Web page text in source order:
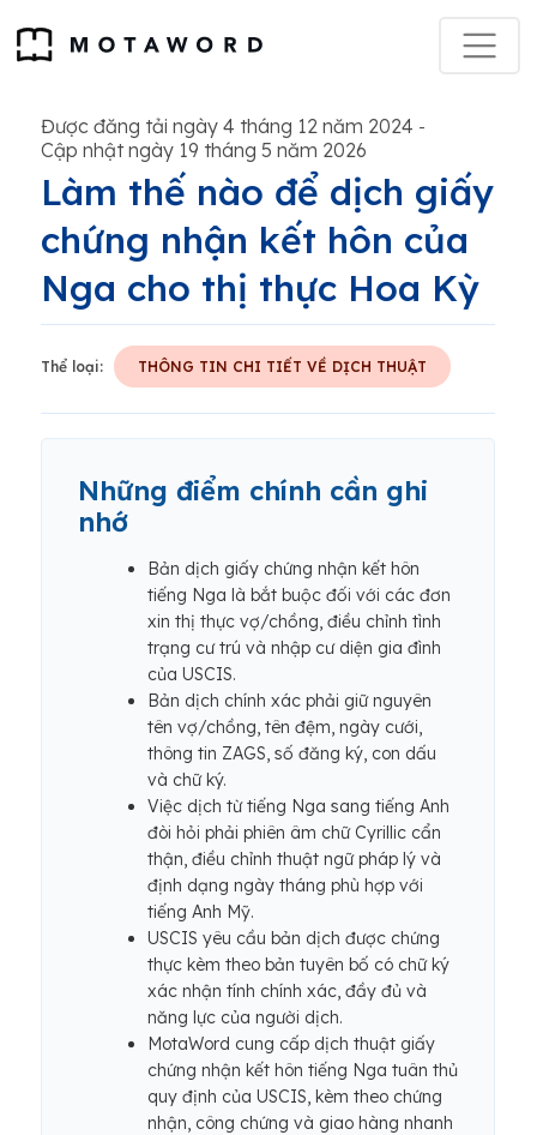
Được đăng tải ngày 4 tháng 12 năm 2024 -
Cập nhật ngày 19 tháng 5 năm 2026
Làm thế nào để dịch giấy
chứng nhận kết hôn của
Nga cho thị thực Hoa Kỳ
Thể loại: THÔNG TIN CHI TIẾT VỀ DỊCH THUẬT
Những điểm chính cần ghi
nhớ
Bản dịch giấy chứng nhận kết hôn
tiếng Nga là bắt buộc đối với các đơn
xin thị thực vợ/chồng, điều chỉnh tình
trạng cư trú và nhập cư diện gia đình
của USCIS.
Bản dịch chính xác phải giữ nguyên
tên vợ/chồng, tên đệm, ngày cưới,
thông tin ZAGS, số đăng ký, con dấu
và chữ ký.
Việc dịch từ tiếng Nga sang tiếng Anh
đòi hỏi phải phiên âm chữ Cyrillic cẩn
thận, điều chỉnh thuật ngữ pháp lý và
định dạng ngày tháng phù hợp với
tiếng Anh Mỹ.
USCIS yêu cầu bản dịch được chứng
thực kèm theo bản tuyên bố có chữ ký
xác nhận tính chính xác, đầy đủ và
năng lực của người dịch.
MotaWord cung cấp dịch thuật giấy
chứng nhận kết hôn tiếng Nga tuân thủ
quy định của USCIS, kèm theo chứng
nhận, công chứng và giao hàng nhanh